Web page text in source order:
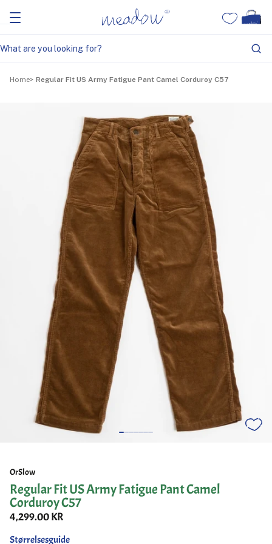
Home Regular Fit US Army Fatigue Pant Camel Corduroy C57
OrSlow
Regular Fit US Army Fatigue Pant Camel
Corduroy C57
4,299.00 KR
Størrelsesguide